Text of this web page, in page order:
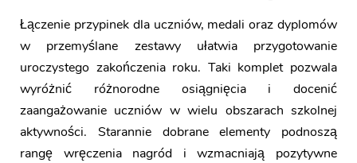
Łączenie przypinek dla uczniów, medali oraz dyplomów
w przemyślane zestawy ułatwia przygotowanie
uroczystego zakończenia roku. Taki komplet pozwala
wyróżnić różnorodne osiągnięcia i docenić
zaangażowanie uczniów w wielu obszarach szkolnej
aktywności. Starannie dobrane elementy podnoszą
rangę wręczenia nagród i wzmacniają pozytywne